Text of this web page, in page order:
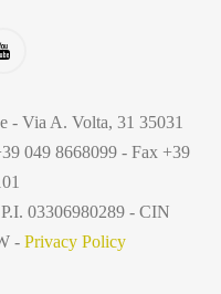
- Via A. Volta, 31 35031
049 8668099 - Fax +39
03306980289 - CIN
- Privacy Policy